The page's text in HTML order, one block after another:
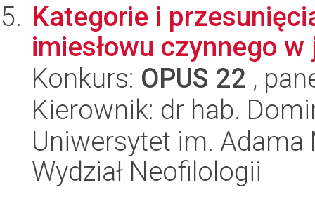
Kategorie i
imiesłowu czynnego
Konkurs: OPUS 22 ,
Kierownik: dr hab.
Uniwersytet im.
Wydział Neofilologii